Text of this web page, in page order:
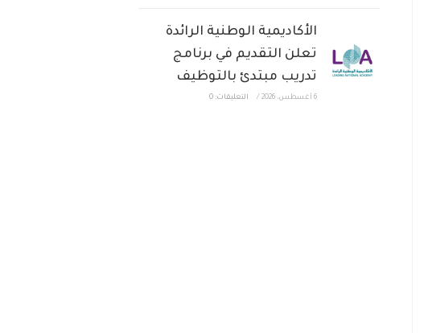
الأكاديمية الوطنية الرائدة
تعلن التقديم في برنامج
تدريب مبتدئ بالتوظيف
6 أغسطس، 2026 / التعليقات: 0